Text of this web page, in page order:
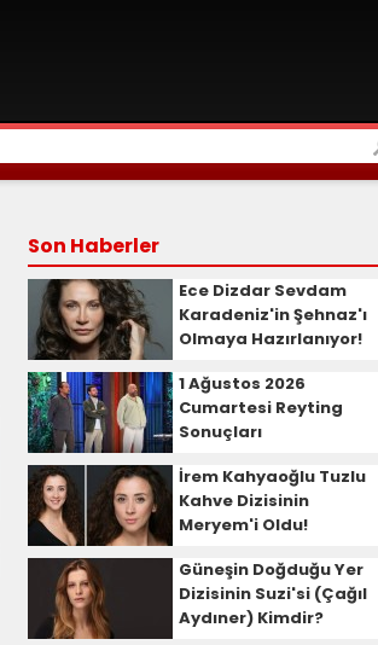
Son Haberler
Ece Dizdar Sevdam
Karadeniz'in Şehnaz'ı
Olmaya Hazırlanıyor!
1 Ağustos 2026
Cumartesi Reyting
Sonuçları
İrem Kahyaoğlu Tuzlu
Kahve Dizisinin
Meryem'i Oldu!
Güneşin Doğduğu Yer
Dizisinin Suzi'si (Çağıl
Aydıner) Kimdir?